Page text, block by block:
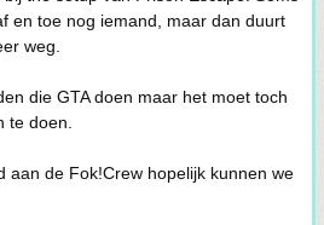
en toe nog iemand, maar dan duurt
weg.
die GTA doen maar het moet toch
te doen.
aan de Fok!Crew hopelijk kunnen we